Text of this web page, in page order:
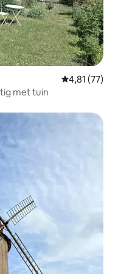
Gemiddelde
4,81 (77)
met tuin